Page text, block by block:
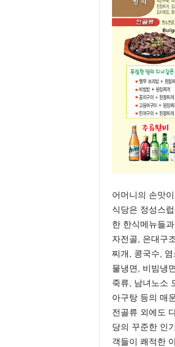
어머니의 손맛
식당은 정성스
한 한식메뉴들
자전골, 은대구
찌개, 콩국수,
물냉면, 비빔냉
죽류, 남녀노소
아구탕 등의 매
전골류 외에도
당의 꾸준한 인
객들이 쾌적한